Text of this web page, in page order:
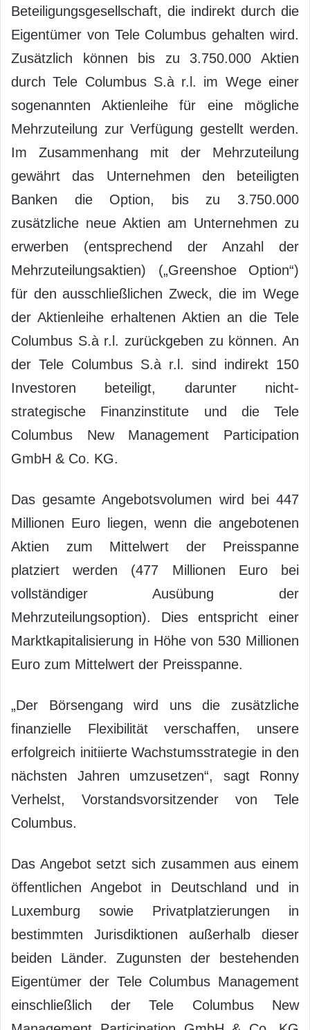
Beteiligungsgesellschaft, die indirekt durch die
Eigentümer von Tele Columbus gehalten wird.
Zusätzlich können bis zu 3.750.000 Aktien
durch Tele Columbus S.à r.l. im Wege einer
sogenannten Aktienleihe für eine mögliche
Mehrzuteilung zur Verfügung gestellt werden.
Im Zusammenhang mit der Mehrzuteilung
gewährt das Unternehmen den beteiligten
Banken die Option, bis zu 3.750.000
zusätzliche neue Aktien am Unternehmen zu
erwerben (entsprechend der Anzahl der
Mehrzuteilungsaktien) („Greenshoe Option“)
für den ausschließlichen Zweck, die im Wege
der Aktienleihe erhaltenen Aktien an die Tele
Columbus S.à r.l. zurückgeben zu können. An
der Tele Columbus S.à r.l. sind indirekt 150
Investoren beteiligt, darunter nicht-
strategische Finanzinstitute und die Tele
Columbus New Management Participation
GmbH & Co. KG.
Das gesamte Angebotsvolumen wird bei 447
Millionen Euro liegen, wenn die angebotenen
Aktien zum Mittelwert der Preisspanne
platziert werden (477 Millionen Euro bei
vollständiger Ausübung der
Mehrzuteilungsoption). Dies entspricht einer
Marktkapitalisierung in Höhe von 530 Millionen
Euro zum Mittelwert der Preisspanne.
„Der Börsengang wird uns die zusätzliche
finanzielle Flexibilität verschaffen, unsere
erfolgreich initiierte Wachstumsstrategie in den
nächsten Jahren umzusetzen“, sagt Ronny
Verhelst, Vorstandsvorsitzender von Tele
Columbus.
Das Angebot setzt sich zusammen aus einem
öffentlichen Angebot in Deutschland und in
Luxemburg sowie Privatplatzierungen in
bestimmten Jurisdiktionen außerhalb dieser
beiden Länder. Zugunsten der bestehenden
Eigentümer der Tele Columbus Management
einschließlich der Tele Columbus New